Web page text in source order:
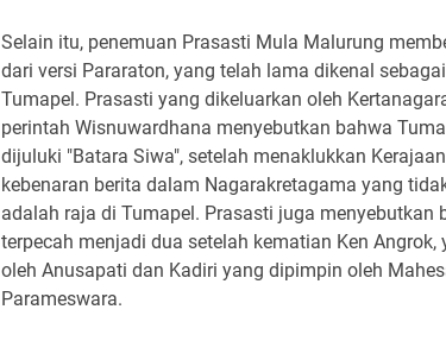
Selain itu, penemuan Prasasti Mula Malurung
dari versi Pararaton, yang telah lama dikenal
Tumapel. Prasasti yang dikeluarkan oleh
perintah Wisnuwardhana menyebutkan bahwa
dijuluki "Batara Siwa", setelah menaklukkan
kebenaran berita dalam Nagarakretagama yang
adalah raja di Tumapel. Prasasti juga menyebutkan
terpecah menjadi dua setelah kematian Ken
oleh Anusapati dan Kadiri yang dipimpin oleh
Parameswara.